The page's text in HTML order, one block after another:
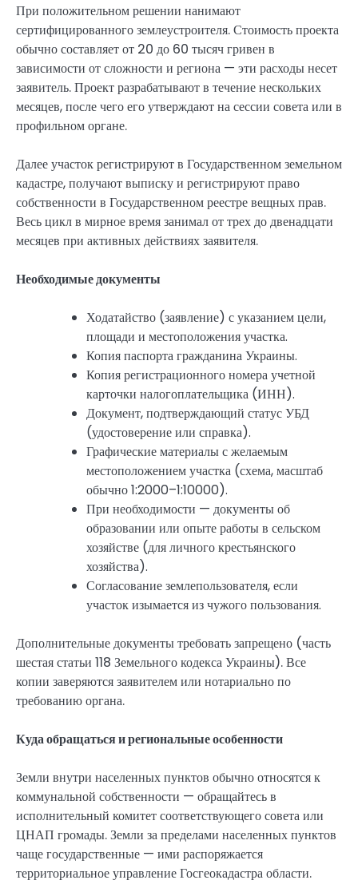
При положительном решении нанимают
сертифицированного землеустроителя. Стоимость проекта
обычно составляет от 20 до 60 тысяч гривен в
зависимости от сложности и региона — эти расходы несет
заявитель. Проект разрабатывают в течение нескольких
месяцев, после чего его утверждают на сессии совета или в
профильном органе.
Далее участок регистрируют в Государственном земельном
кадастре, получают выписку и регистрируют право
собственности в Государственном реестре вещных прав.
Весь цикл в мирное время занимал от трех до двенадцати
месяцев при активных действиях заявителя.
Необходимые документы
Ходатайство (заявление) с указанием цели,
площади и местоположения участка.
Копия паспорта гражданина Украины.
Копия регистрационного номера учетной
карточки налогоплательщика (ИНН).
Документ, подтверждающий статус УБД
(удостоверение или справка).
Графические материалы с желаемым
местоположением участка (схема, масштаб
обычно 1:2000–1:10000).
При необходимости — документы об
образовании или опыте работы в сельском
хозяйстве (для личного крестьянского
хозяйства).
Согласование землепользователя, если
участок изымается из чужого пользования.
Дополнительные документы требовать запрещено (часть
шестая статьи 118 Земельного кодекса Украины). Все
копии заверяются заявителем или нотариально по
требованию органа.
Куда обращаться и региональные особенности
Земли внутри населенных пунктов обычно относятся к
коммунальной собственности — обращайтесь в
исполнительный комитет соответствующего совета или
ЦНАП громады. Земли за пределами населенных пунктов
чаще государственные — ими распоряжается
территориальное управление Госгеокадастра области.